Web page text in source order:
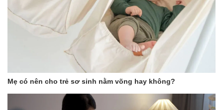
dụng thông minh, mà còn là một trợ thủ đắc lực giúp các bậc cha
mẹ chăm sóc bé yêu dễ dàng và hiệu quả hơn. Hãy đầu tư vào
Niucun Pro để mang lại những điều tốt đẹp nhất cho bé yêu của
Mẹ có nên cho trẻ sơ sinh nằm võng hay không?